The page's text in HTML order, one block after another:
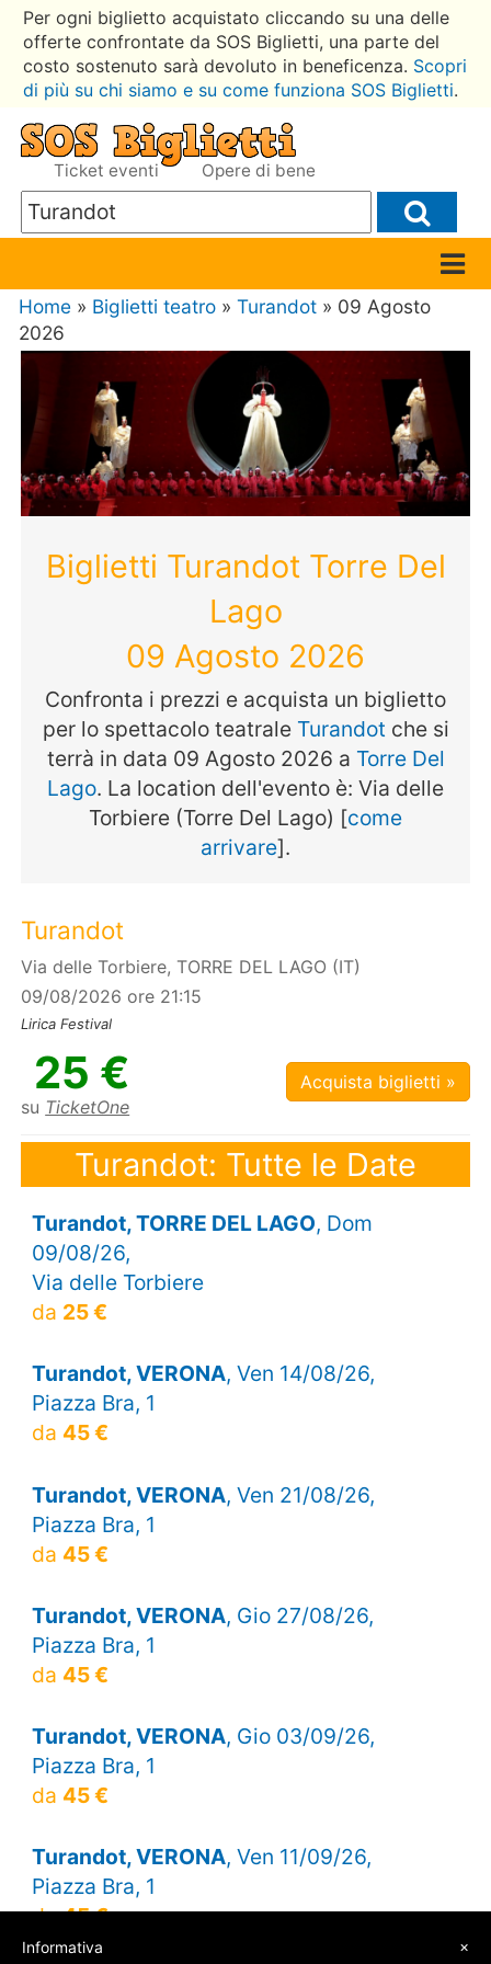
Per ogni biglietto acquistato cliccando su una delle
offerte confrontate da SOS Biglietti, una parte del
costo sostenuto sarà devoluto in beneficenza. Scopri
di più su chi siamo e su come funziona SOS Biglietti.
Ticket eventi Opere di bene
Home » Biglietti teatro »Turandot » 09 Agosto
2026
Biglietti Turandot Torre Del
Lago
09 Agosto 2026
Confronta i prezzi e acquista un biglietto
per lo spettacolo teatrale Turandotche si
terrà in data 09 Agosto 2026 a Torre Del
Lago. La location dell'evento è: Via delle
Torbiere (Torre Del Lago) [come
arrivare].
Turandot
Via delle Torbiere, TORRE DEL LAGO (IT)
09/08/2026 ore 21:15
Lirica Festival
25 €
su TicketOne
Acquista biglietti »
Turandot: Tutte le Date
Turandot, TORRE DEL LAGO, Dom
09/08/26,
Via delle Torbiere
da 25 €
Turandot, VERONA, Ven 14/08/26,
Piazza Bra, 1
da 45 €
Turandot, VERONA, Ven 21/08/26,
Piazza Bra, 1
da 45 €
Turandot, VERONA, Gio 27/08/26,
Piazza Bra, 1
da 45 €
Turandot, VERONA, Gio 03/09/26,
Piazza Bra, 1
da 45 €
Turandot, VERONA, Ven 11/09/26,
Piazza Bra, 1
da45 €
×
Informativa